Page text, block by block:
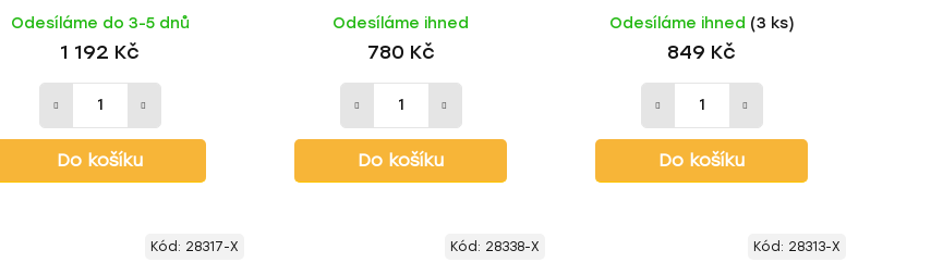
Odesíláme do 3-5 dnů
1 192 Kč
Do košíku
Odesíláme ihned
780 Kč
Do košíku
Odesíláme ihned (3 ks)
849 Kč
Do košíku
Kód: 28317-X Kód: 28338-X Kód: 28313-X